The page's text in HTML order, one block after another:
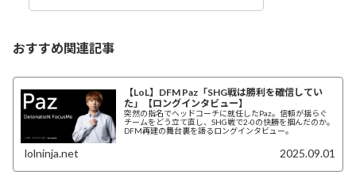
おすすめ関連記事
【LoL】DFM Paz「SHG戦は勝利を確信してい
た」【ロングインタビュー】
突然の指名でヘッドコーチに就任したPaz。信頼が揺らぐ
チームをどう立て直し、SHG戦で2-0の快勝を掴んだのか。
DFM再建の舞台裏を語るロングインタビュー。
lolninja.net 2025.09.01